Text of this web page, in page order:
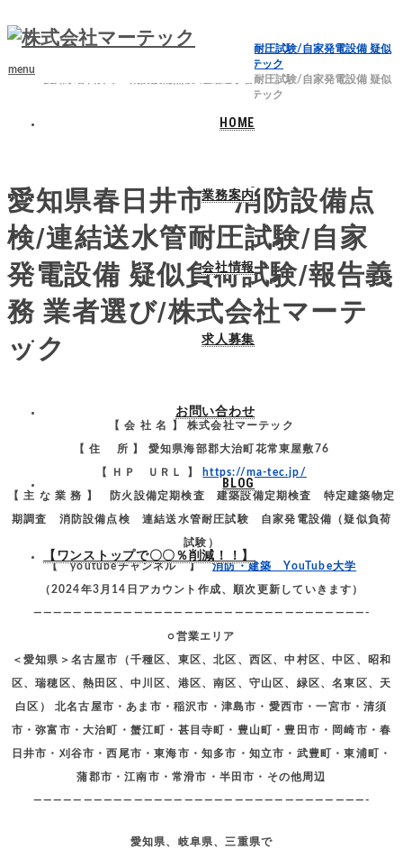
menu
HOME
業務案内
会社情報
求人募集
お問い合わせ
BLOG
【ワンストップで〇〇％削減！！】
ブログ
愛知県春日井市 消防設備点検/連結送水管耐圧試験/自家発電設備 疑似
負荷試験/報告義務 業者選び/株式会社マーテック
愛知県春日井市 消防設備点検/連結送水管耐圧試験/自家発電設備 疑似
負荷試験/報告義務 業者選び/株式会社マーテック
愛知県春日井市 消防設備点
検/連結送水管耐圧試験/自家
発電設備 疑似負荷試験/報告義
務 業者選び/株式会社マーテ
ック
【 会 社 名 】 株式会社マーテック
【 住 所 】 愛知県海部郡大治町花常東屋敷76
【 ＨＰ ＵＲＬ 】 https://ma-tec.jp/
【 主 な 業 務 】 防火設備定期検査 建築設備定期検査 特定建築物定
期調査 消防設備点検 連結送水管耐圧試験 自家発電設備（疑似負荷
試験）
【 youtubeチャンネル 】消防・建築 YouTube大学
（2024年3月14日アカウント作成、順次更新していきます）
—————————————————————————————————-
○営業エリア
＜愛知県＞名古屋市（千種区、東区、北区、西区、中村区、中区、昭和
区、瑞穂区、熱田区、中川区、港区、南区、守山区、緑区、名東区、天
白区） 北名古屋市・あま市・稲沢市・津島市・愛西市・一宮市・清須
市・弥富市・大治町・蟹江町・甚目寺町・豊山町・豊田市・岡崎市・春
日井市・刈谷市・西尾市・東海市・知多市・知立市・武豊町・東浦町・
蒲郡市・江南市・常滑市・半田市・その他周辺
—————————————————————————————————-
愛知県、岐阜県、三重県で